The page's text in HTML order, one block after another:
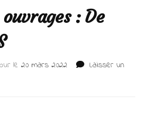
ouvrages : De
le 20 mars 2022
Laisser un